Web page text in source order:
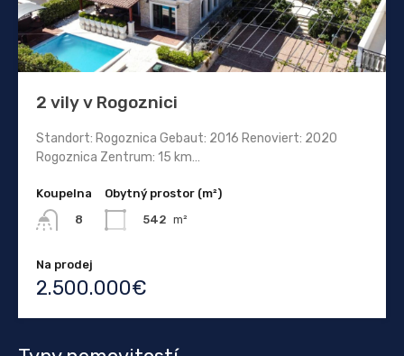
2 vily v Rogoznici
Standort: Rogoznica Gebaut: 2016 Renoviert: 2020
Rogoznica Zentrum: 15 km…
Koupelna
8
Obytný prostor (m²)
542 m²
Na prodej
2.500.000€